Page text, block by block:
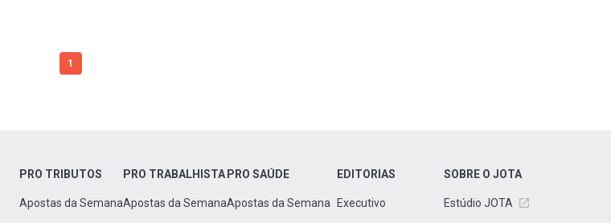
1
PRO TRIBUTOS
Apostas da Semana
PRO TRABALHISTA
Apostas da Semana
PRO SAÚDE
Apostas da Semana
EDITORIAS
Executivo
SOBRE O JOTA
Estúdio JOTA